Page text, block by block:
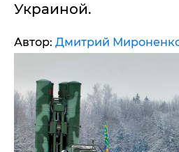
Украиной.
Автор: Дмитрий